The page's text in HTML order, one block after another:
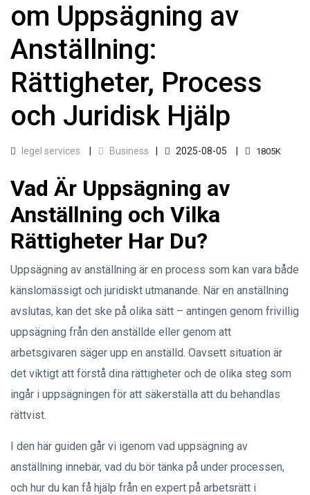
om Uppsägning av
Anställning:
Rättigheter, Process
och Juridisk Hjälp
legel services Business 2025-08-05 1805K
Vad Är Uppsägning av
Anställning och Vilka
Rättigheter Har Du?
Uppsägning av anställning är en process som kan vara både
känslomässigt och juridiskt utmanande. När en anställning
avslutas, kan det ske på olika sätt – antingen genom frivillig
uppsägning från den anställde eller genom att
arbetsgivaren säger upp en anställd. Oavsett situation är
det viktigt att förstå dina rättigheter och de olika steg som
ingår i uppsägningen för att säkerställa att du behandlas
rättvist.
I den här guiden går vi igenom vad uppsägning av
anställning innebär, vad du bör tänka på under processen,
och hur du kan få hjälp från en expert på arbetsrätt i